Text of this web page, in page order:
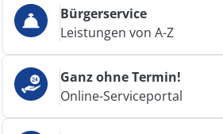
Bürgerservice
Leistungen von A-Z
Ganz ohne Termin!
Online-Serviceportal